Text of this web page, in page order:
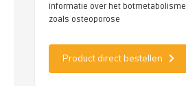
informatie over het botmetabolisme
zoals osteoporose
Product direct bestellen